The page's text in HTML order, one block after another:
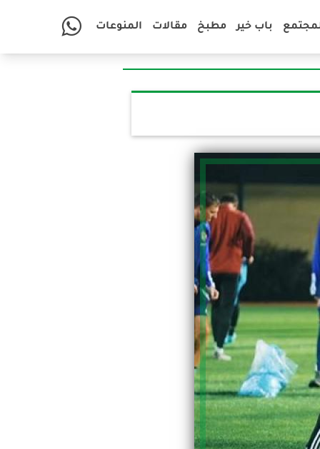
باب خير مطبخ مقالات المنوعات